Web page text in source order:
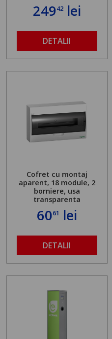
24942lei
DETALII
Cofret cu montaj
aparent, 18 module, 2
borniere, usa
transparenta
6061 lei
DETALII